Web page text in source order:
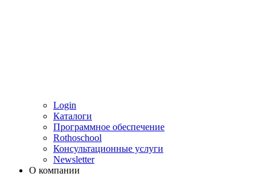
Login
Каталоги
Программное обеспечение
Rothoschool
Консультационные услуги
Newsletter
О компании